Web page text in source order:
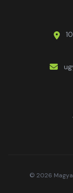
© 2026